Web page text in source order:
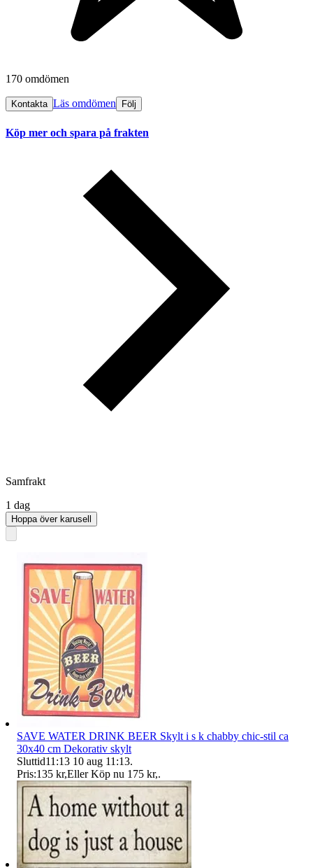
170 omdömen
Kontakta Läs omdömen Följ
Köp mer och spara på frakten
Samfrakt
1 dag
Hoppa över karusell
SAVE WATER DRINK BEER Skylt i s k chabby chic-stil ca
30x40 cm Dekorativ skylt
Sluttid11:13 10 aug 11:13.
Pris:135 kr,Eller Köp nu 175 kr,.